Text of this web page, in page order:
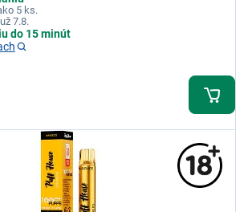
5 ks.
7.8.
do 15 minút